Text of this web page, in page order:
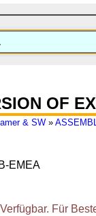
OF
& SW »
EMEA
Für